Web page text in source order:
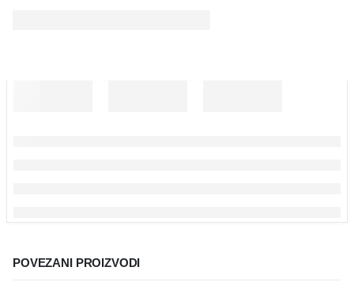
POVEZANI PROIZVODI